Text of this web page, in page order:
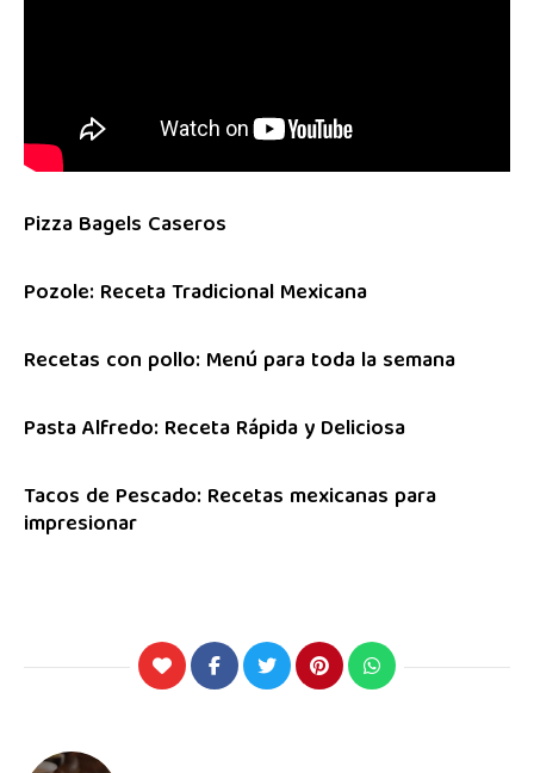
Pizza Bagels Caseros
Pozole: Receta Tradicional Mexicana
Recetas con pollo: Menú para toda la semana
Pasta Alfredo: Receta Rápida y Deliciosa
Tacos de Pescado: Recetas mexicanas para
impresionar